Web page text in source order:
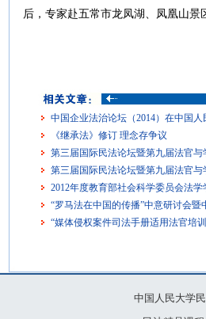
后，专家赴五常市龙凤湖、凤凰山景
（供稿：岳
中国企业法治论坛（2014）在中国
《继承法》修订 理念存争议
第三届国际民法论坛暨第九届法官与
第三届国际民法论坛暨第九届法官与
2012年度教育部社会科学委员会法
“罗马法在中国的传播”中意研讨会
“媒体侵权案件司法手册适用法官培
中国人民大学